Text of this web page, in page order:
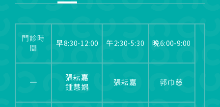
門診時
間
一
早8:30-12:00
張耘嘉
鍾慧娟
午2:30-5:30
張耘嘉
晚6:00-9:00
郭巾慈